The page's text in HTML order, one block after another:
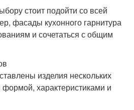
стоит подойти со всей
фасады кухонного гарнитура
и сочетаться с общим
изделия нескольких
характеристиками и